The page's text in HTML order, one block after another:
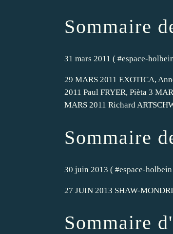
Sommaire
31 mars 2011 ( #espace-
29 MARS 2011 EXOTICA,
2011 Paul FRYER, Pièta 3
MARS 2011 Richard
Sommaire
30 juin 2013 ( #espace-holbein
27 JUIN 2013 SHAW-
Sommaire